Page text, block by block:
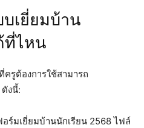
เยี่ยมบ้าน
ที่ไหน
ครูต้องการใช้สามารถ
งนี้:
มเยี่ยมบ้านนักเรียน 2568 ไฟล์